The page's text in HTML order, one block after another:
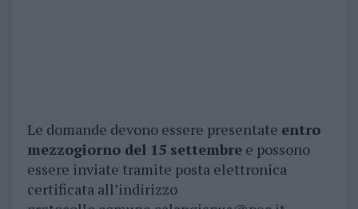
Le domande devono essere presentate entro
mezzogiorno del 15 settembree possono
essere inviate tramite posta elettronica
certificata all’indirizzo